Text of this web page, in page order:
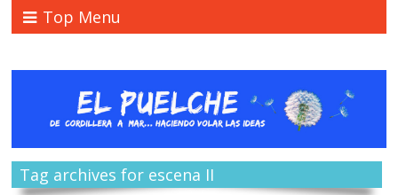
Top Menu
Tag archives for escena II